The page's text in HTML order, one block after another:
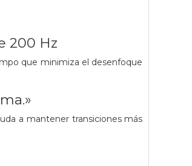
200 Hz
que minimiza el desenfoque
a mantener transiciones más